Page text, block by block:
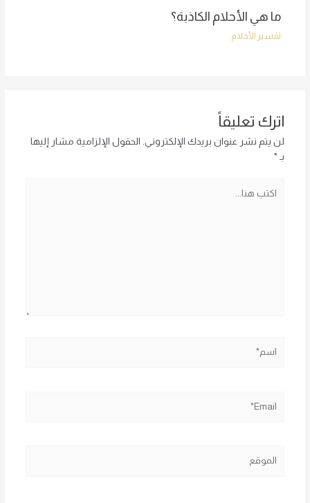
ما هي الأحلام الكاذبة؟
تفسير الأحلام
اترك تعليقاً
لن يتم نشر عنوان بريدك الإلكتروني. الحقول الإلزامية مشار إليها
بـ *